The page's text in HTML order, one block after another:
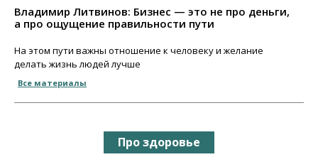
Владимир Литвинов: Бизнес — это не про деньги,
а про ощущение правильности пути
На этом пути важны отношение к человеку и желание
делать жизнь людей лучше
Все материалы
Про здоровье